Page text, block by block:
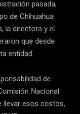
pasada,
de Chihuahua
la directora y el
que desde
entidad.
de
Nacional
llevar esos costos,